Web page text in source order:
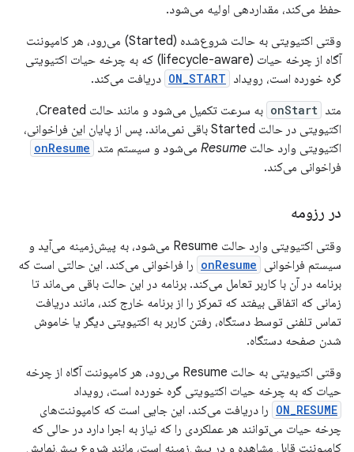
حفظ می‌کند، مقداردهی اولیه می‌شود.
وقتی اکتیویتی به حالت شروع‌شده (Started) می‌رود، هر کامپوننت
آگاه از چرخه حیات (lifecycle-aware) که به چرخه حیات اکتیویتی
گره خورده است، رویداد ON_START دریافت می‌کند.
متد onStart
به سرعت تکمیل می‌شود و مانند حالت Created،
اکتیویتی در حالت Started باقی نمی‌ماند. پس از پایان این فراخوانی،
اکتیویتی وارد حالت Resume می‌شود و سیستم متد onResume
فراخوانی می‌کند.
در رزومه
وقتی اکتیویتی وارد حالت Resume می‌شود، به پیش‌زمینه می‌آید و
سیستم فراخوانی onResume را فراخوانی می‌کند. این حالتی است که
برنامه در آن با کاربر تعامل می‌کند. برنامه در این حالت باقی می‌ماند تا
زمانی که اتفاقی بیفتد که تمرکز را از برنامه خارج کند، مانند دریافت
تماس تلفنی توسط دستگاه، رفتن کاربر به اکتیویتی دیگر یا خاموش
شدن صفحه دستگاه.
وقتی اکتیویتی به حالت Resume می‌رود، هر کامپوننت آگاه از چرخه
حیات که به چرخه حیات اکتیویتی گره خورده است، رویداد
ON_RESUME را دریافت می‌کند. این جایی است که کامپوننت‌های
چرخه حیات می‌توانند هر عملکردی را که نیاز به اجرا دارد در حالی که
کامپوننت قابل مشاهده و در پیش‌زمینه است، مانند شروع پیش‌نمایش